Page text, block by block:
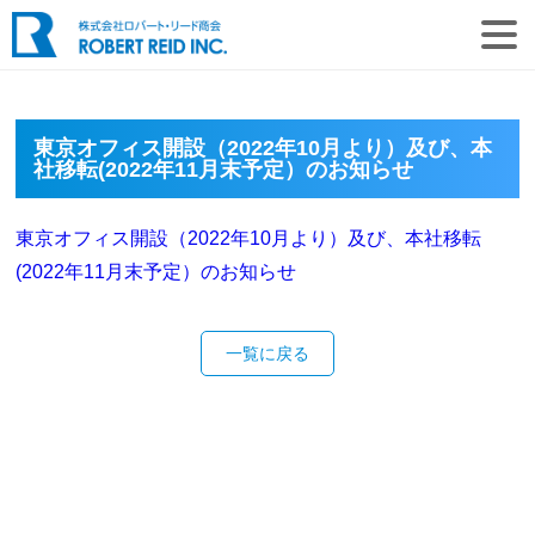
東京オフィス開設（2022年10月より）及び、本
社移転(2022年11月末予定）のお知らせ
東京オフィス開設（2022年10月より）及び、本社移転
(2022年11月末予定）のお知らせ
一覧に戻る